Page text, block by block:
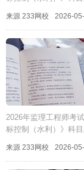
来源 233网校 2026-
2026年监理工程师考
标控制（水利）》科目
来源 233网校 2026-